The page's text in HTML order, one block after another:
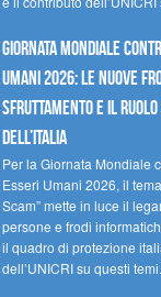
GIORNATA MONDIALE
UMANI 2026: LE NUOVE
SFRUTTAMENTO E IL RUOLO
DELL’ITALIA
Per la Giornata Mondiale
Esseri Umani 2026, il
Scam” mette in luce il
persone e frodi
il quadro di protezione
dell’UNICRI su questi temi.